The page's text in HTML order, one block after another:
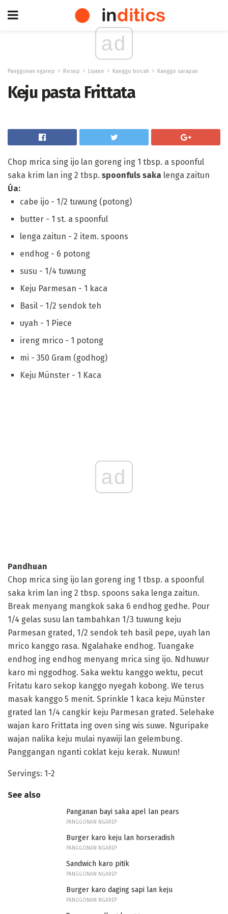
ad
Panggonan ngarep Resep Liyane Kanggo bocah Kanggo sarapan
Keju pasta Frittata
Chop mrica sing ijo lan goreng ing 1 tbsp. a spoonful
saka krim lan ing 2 tbsp. spoonfuls saka lenga zaitun
Úa:
cabe ijo - 1/2 tuwung (potong)
butter - 1 st. a spoonful
lenga zaitun - 2 item. spoons
endhog - 6 potong
susu - 1/4 tuwung
Keju Parmesan - 1 kaca
Basil - 1/2 sendok teh
uyah - 1 Piece
ireng mrico - 1 potong
mi - 350 Gram (godhog)
Keju Münster - 1 Kaca
ad
Pandhuan
Chop mrica sing ijo lan goreng ing 1 tbsp. a spoonful
saka krim lan ing 2 tbsp. spoons saka lenga zaitun.
Break menyang mangkok saka 6 endhog gedhe. Pour
1/4 gelas susu lan tambahkan 1/3 tuwung keju
Parmesan grated, 1/2 sendok teh basil pepe, uyah lan
mrico kanggo rasa. Ngalahake endhog. Tuangake
endhog ing endhog menyang mrica sing ijo. Ndhuwur
karo mi nggodhog. Saka wektu kanggo wektu, pecut
Fritatu karo sekop kanggo nyegah kobong. We terus
masak kanggo 5 menit. Sprinkle 1 kaca keju Münster
grated lan 1/4 cangkir keju Parmesan grated. Selehake
wajan karo Frittata ing oven sing wis suwe. Nguripake
wajan nalika keju mulai nyawiji lan gelembung.
Panggangan nganti coklat keju kerak. Nuwun!
Servings: 1-2
See also
Panganan bayi saka apel lan pears
PANGGONAN NGAREP
Burger karo keju lan horseradish
PANGGONAN NGAREP
Sandwich karo pitik
PANGGONAN NGAREP
Burger karo daging sapi lan keju
PANGGONAN NGAREP